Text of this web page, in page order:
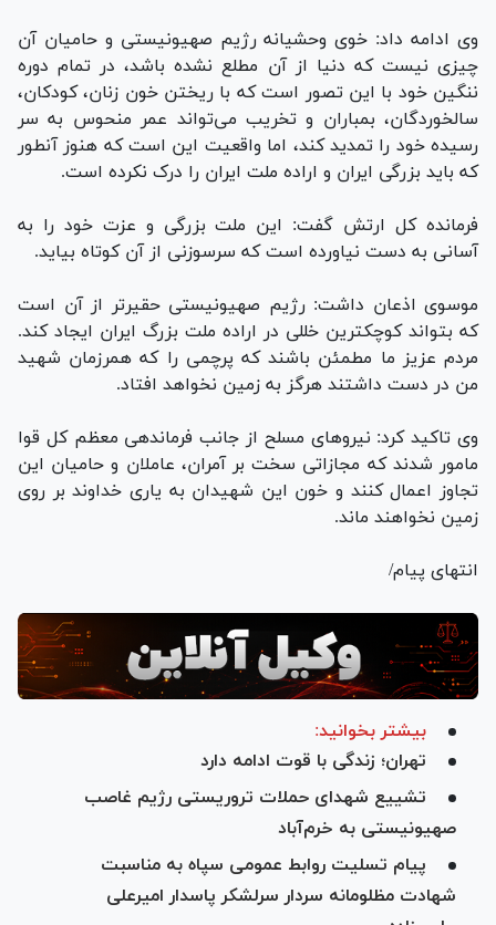
وی ادامه داد: خوی وحشیانه رژیم صهیونیستی و حامیان آن
چیزی نیست که دنیا از آن مطلع نشده باشد، در تمام دوره
ننگین خود با این تصور است که با ریختن خون زنان، کودکان،
سالخوردگان، بمباران و تخریب می‌تواند عمر منحوس به سر
رسیده خود را تمدید کند، اما واقعیت این است که هنوز آنطور
که باید بزرگی ایران و اراده ملت ایران را درک نکرده است.
فرمانده کل ارتش گفت: این ملت بزرگی و عزت خود را به
آسانی به دست نیاورده است که سرسوزنی از آن کوتاه بیاید.
موسوی اذعان داشت: رژیم صهیونیستی حقیرتر از آن است
که بتواند کوچکترین خللی در اراده ملت بزرگ ایران ایجاد کند.
مردم عزیز ما مطمئن باشند که پرچمی را که همرزمان شهید
من در دست داشتند هرگز به زمین نخواهد افتاد.
وی تاکید کرد: نیرو‌های مسلح از جانب فرماندهی معظم کل قوا
مامور شدند که مجازاتی سخت بر آمران، عاملان و حامیان این
تجاوز اعمال کنند و خون این شهیدان به یاری خداوند بر روی
زمین نخواهند ماند.
انتهای پیام/
بیشتر بخوانید:
تهران؛ زندگی با قوت ادامه دارد
تشییع شهدای حملات تروریستی رژیم غاصب
صهیونیستی به خرم‌آباد
پیام تسلیت روابط عمومی سپاه به مناسبت
شهادت مظلومانه سردار سرلشکر پاسدار امیرعلی